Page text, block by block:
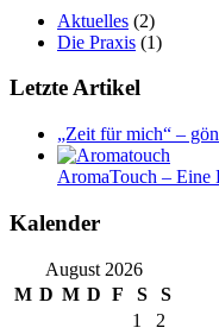
Aktuelles (2)
Die Praxis (1)
Letzte Artikel
„Zeit für mich“ –
AromaTouch – Eine
Kalender
August 2026
M D M D F S
S
1
2